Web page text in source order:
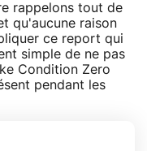
rappelons tout de
qu'aucune raison
ce report qui
simple de ne pas
Condition Zero
pendant les